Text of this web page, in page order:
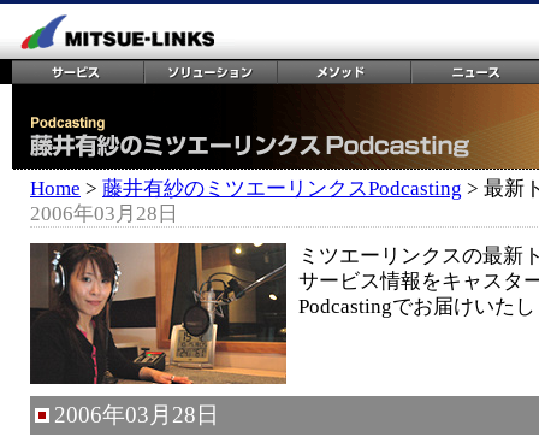
Home > 藤井有紗のミツエーリンクスPodcasting > 最新
2006年03月28日
ミツエーリンクスの最新
サービス情報をキャスタ
Podcastingでお届けいた
2006年03月28日